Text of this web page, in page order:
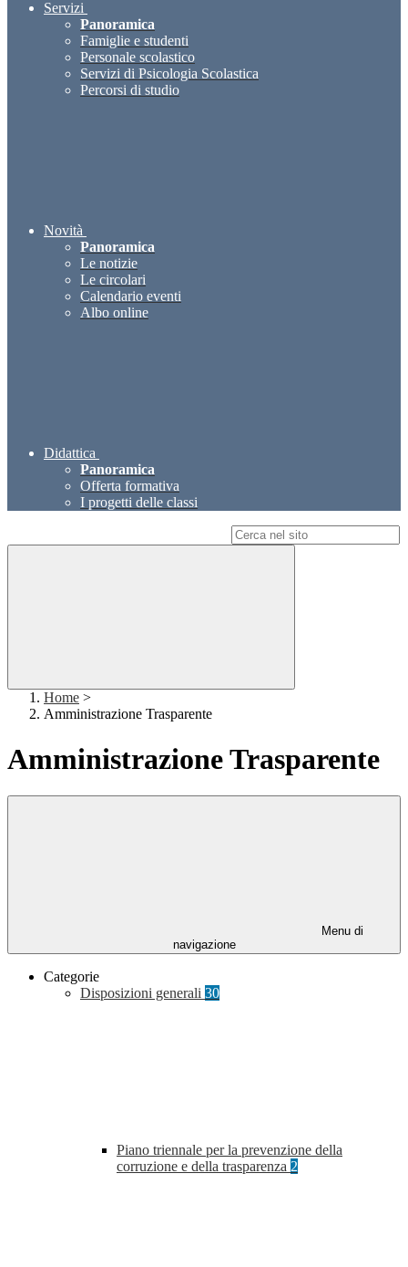
Servizi
Panoramica
Famiglie e studenti
Personale scolastico
Servizi di Psicologia Scolastica
Percorsi di studio
Novità
Panoramica
Le notizie
Le circolari
Calendario eventi
Albo online
Didattica
Panoramica
Offerta formativa
I progetti delle classi
Home >
Amministrazione Trasparente
Amministrazione Trasparente
Menu di
navigazione
Categorie
Disposizioni generali 30
Piano triennale per la prevenzione della
corruzione e della trasparenza 2